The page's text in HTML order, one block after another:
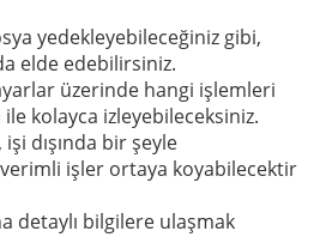
yedekleyebileceğiniz gibi,
elde edebilirsiniz.
üzerinde hangi işlemleri
ile kolayca izleyebileceksiniz.
dışında bir şeyle
işler ortaya koyabilecektir
detaylı bilgilere ulaşmak